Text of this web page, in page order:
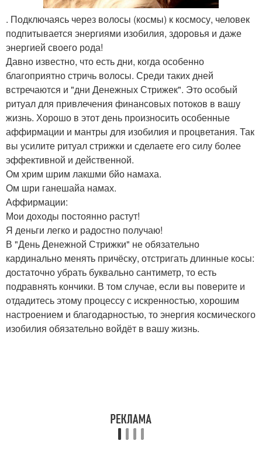
. Подключаясь через волосы (космы) к космосу, человек
подпитывается энергиями изобилия, здоровья и даже
энергией своего рода!
Давно известно, что есть дни, когда особенно
благоприятно стричь волосы. Среди таких дней
встречаются и "дни Денежных Стрижек". Это особый
ритуал для привлечения финансовых потоков в вашу
жизнь. Хорошо в этот день произносить особенные
аффирмации и мантры для изобилия и процветания. Так
вы усилите ритуал стрижки и сделаете его силу более
эффективной и действенной.
Ом хрим шрим лакшми бйо намаха.
Ом шри ганешайа намах.
Аффирмации:
Мои доходы постоянно растут!
Я деньги легко и радостно получаю!
В "День Денежной Стрижки" не обязательно
кардинально менять причёску, отстригать длинные косы:
достаточно убрать буквально сантиметр, то есть
подравнять кончики. В том случае, если вы поверите и
отдадитесь этому процессу с искренностью, хорошим
настроением и благодарностью, то энергия космического
изобилия обязательно войдёт в вашу жизнь.